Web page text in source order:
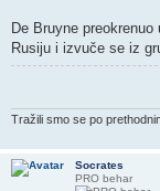
De Bruyne
Rusiju i izvuče se iz
Tražili smo se po
Socrates
PRO behar